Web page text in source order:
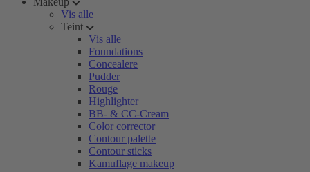
Vis alle
Teint
Vis alle
Foundations
Concealere
Pudder
Rouge
Highlighter
BB- & CC-Cream
Color corrector
Contour palette
Contour sticks
Kamuflage makeup